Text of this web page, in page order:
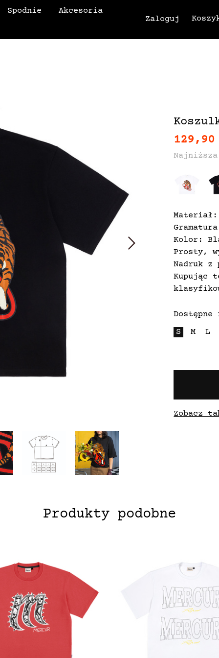
Zaloguj
Spodnie Akcesoria
Materiał:
Kolor:
Prosty,
Nadruk z
Kupując
Dostępne
S
M L
Zobacz
Produkty podobne